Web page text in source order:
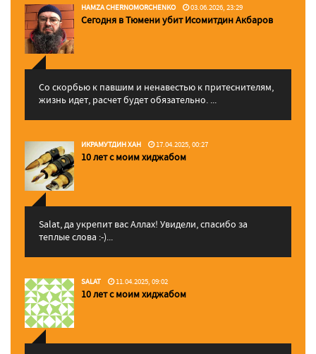
HAMZA CHERNOMORCHENKO 03.06.2026, 23:29
Сегодня в Тюмени убит Исомитдин Акбаров
Со скорбью к павшим и ненавестью к притеснителям,
жизнь идет, расчет будет обязательно. ...
ИКРАМУТДИН ХАН 17.04.2025, 00:27
10 лет с моим хиджабом
Salat, да укрепит вас Аллаx! Увидели, спасибо за
теплые слова :-)...
SALAT 11.04.2025, 09:02
10 лет с моим хиджабом